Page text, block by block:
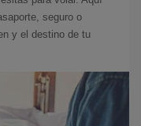
seguro o
y el destino de tu